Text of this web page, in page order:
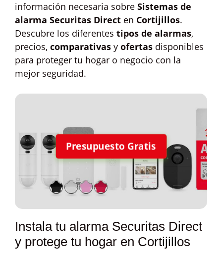
información necesaria sobre Sistemas de
alarma Securitas Direct en Cortijillos.
Descubre los diferentes tipos de alarmas,
precios, comparativas y ofertas disponibles
para proteger tu hogar o negocio con la
mejor seguridad.
Presupuesto Gratis
Instala tu alarma Securitas Direct
y protege tu hogar en Cortijillos